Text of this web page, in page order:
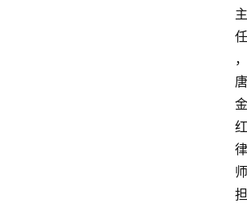
主
任
，
唐
金
红
律
师
担